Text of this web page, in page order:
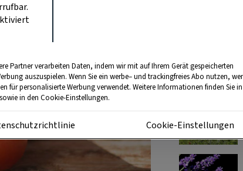
Partner verarbeiten Daten, indem wir mit auf Ihrem Gerät gespeicherten
auszuspielen. Wenn Sie ein werbe– und trackingfreies Abo nutzen,
für personalisierte Werbung verwendet. Weitere Informationen finden Sie
in den Cookie-Einstellungen.
Cookie-Einstellungen